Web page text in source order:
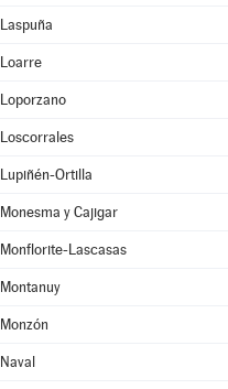
Laspuña
Loarre
Loporzano
Loscorrales
Lupiñén-Ortilla
Monesma y Cajigar
Monflorite-Lascasas
Montanuy
Monzón
Naval